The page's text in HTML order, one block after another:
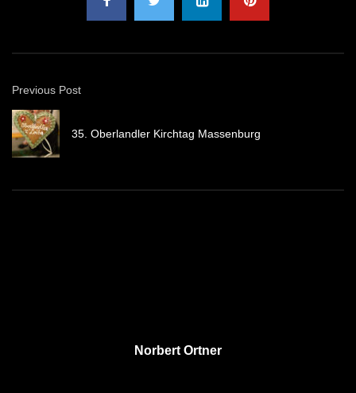
Previous Post
35. Oberlandler Kirchtag Massenburg
Norbert Ortner